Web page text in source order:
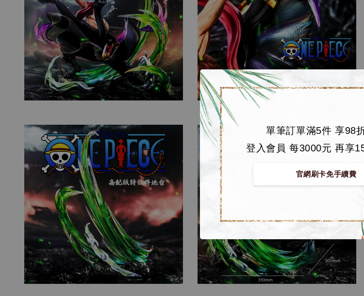
單筆訂單滿5件 享98
登入會員 每3000元 再享
官網刷卡免手續費